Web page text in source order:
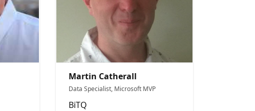
Martin Catherall
Data Specialist, Microsoft MVP
BiTQ